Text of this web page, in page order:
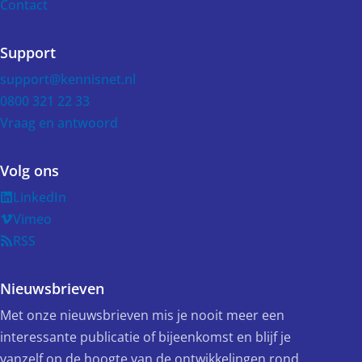
Contact
Support
support@kennisnet.nl
0800 321 22 33
Vraag en antwoord
Volg ons
LinkedIn
Vimeo
RSS
Nieuwsbrieven
Met onze nieuwsbrieven mis je nooit meer een
interessante publicatie of bijeenkomst en blijf je